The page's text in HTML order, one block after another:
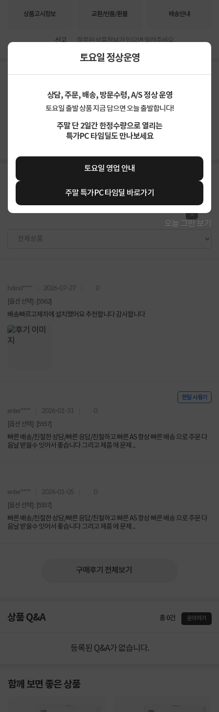
토요일 정상운영
상담, 주문, 배송, 방문수령, A/S 정상 운영
토요일 출발 상품 지금 담으면 오늘 출발합니다!
주말 단 2일간 한정수량으로 열리는
특가PC 타임딜도 만나보세요
토요일 영업 안내
주말 특가PC 타임딜 바로가기
오늘 그만 보기
상품고시정보 교환/반품/환불 배송안내
신고 잘못된 상품정보가 있으면 알려주세요.
구매후기
4.8 상품 만족해요
가격
합리적이에요
배송
빨라요
2
hdind**** 2026-07-27 0
[옵션 선택] : [5562]
배송빠르고제차에 설치했어요 추천합니다 감사합니다
한달 사용기
enter**** 2026-01-31 0
[옵션 선택] : [5557]
빠른 배송/친절한 상담/빠른 응답/친철하고 빠른 AS 항상 빠른 배송 으로 주문 다
음날 받을수 잇어서 좋습니다 그리고 제품 에 문제 ...
enter**** 2026-01-05 0
[옵션 선택] : [5557]
빠른 배송/친절한 상담/빠른 응답/친철하고 빠른 AS 항상 빠른 배송 으로 주문 다
음날 받을수 잇어서 좋습니다 그리고 제품 에 문제 ...
구매후기 전체보기
상품 Q&A 총 0건 문의하기
등록된 Q&A가 없습니다.
함께 보면 좋은 상품